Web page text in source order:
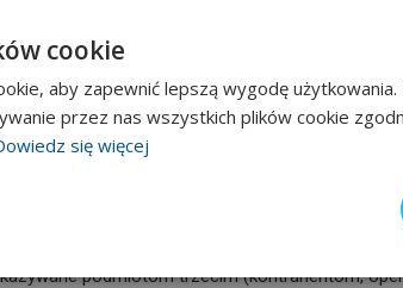
Twoich danych osobowych, gdy
statystycznych, a sprzeciw jest uzasadniony
są na potrzeby marketingu
podmiotom trzecim (kontrahentom,
cookie
aby zapewnić lepszą wygodę
przez nas wszystkich plików cookie
się więcej